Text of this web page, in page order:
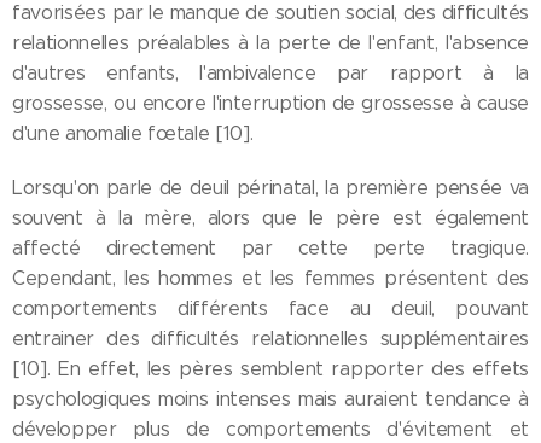
favorisées par le manque de soutien social, des difficultés
relationnelles préalables à la perte de l'enfant, l'absence
d'autres enfants, l'ambivalence par rapport à la
grossesse, ou encore l'interruption de grossesse à cause
d'une anomalie fœtale [10].
Lorsqu'on parle de deuil périnatal, la première pensée va
souvent à la mère, alors que le père est également
affecté directement par cette perte tragique.
Cependant, les hommes et les femmes présentent des
comportements différents face au deuil, pouvant
entrainer des difficultés relationnelles supplémentaires
[10]. En effet, les pères semblent rapporter des effets
psychologiques moins intenses mais auraient tendance à
développer plus de comportements d'évitement et